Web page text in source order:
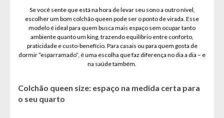
Se você sente que está na hora de levar seu sono a outro nível,
escolher um bom colchão queen pode ser o ponto de virada. Esse
modelo é ideal para quem busca mais espaço sem ocupar tanto
ambiente quanto um king, trazendo equilíbrio entre conforto,
praticidade e custo-benefício. Para casais ou para quem gosta de
dormir “esparramado”, é uma escolha que faz diferença no dia a dia – e
na saúde também.
Colchão queen size: espaço na medida certa para
o seu quarto